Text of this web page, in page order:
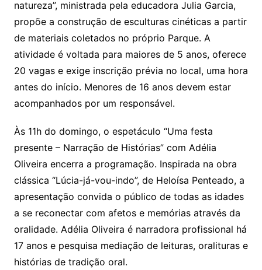
natureza”, ministrada pela educadora Julia Garcia,
propõe a construção de esculturas cinéticas a partir
de materiais coletados no próprio Parque. A
atividade é voltada para maiores de 5 anos, oferece
20 vagas e exige inscrição prévia no local, uma hora
antes do início. Menores de 16 anos devem estar
acompanhados por um responsável.
Às 11h do domingo, o espetáculo “Uma festa
presente – Narração de Histórias” com Adélia
Oliveira encerra a programação. Inspirada na obra
clássica “Lúcia-já-vou-indo”, de Heloísa Penteado, a
apresentação convida o público de todas as idades
a se reconectar com afetos e memórias através da
oralidade. Adélia Oliveira é narradora profissional há
17 anos e pesquisa mediação de leituras, oralituras e
histórias de tradição oral.